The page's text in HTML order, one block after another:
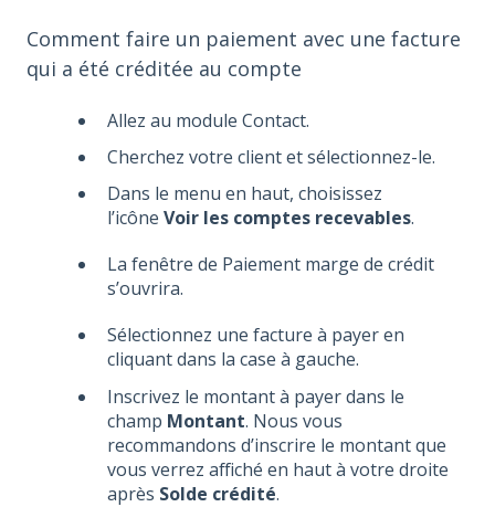
Comment faire un paiement avec une facture
qui a été créditée au compte
Allez au module Contact.
Cherchez votre client et sélectionnez-le.
Dans le menu en haut, choisissez
l’icône Voir les comptes recevables.
La fenêtre de Paiement marge de crédit
s’ouvrira.
Sélectionnez une facture à payer en
cliquant dans la case à gauche.
Inscrivez le montant à payer dans le
champ Montant. Nous vous
recommandons d’inscrire le montant que
vous verrez affiché en haut à votre droite
après Solde crédité.